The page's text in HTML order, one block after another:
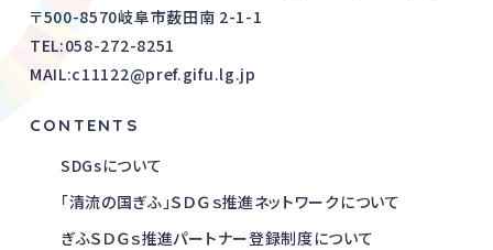
〒500-8570岐阜市薮田南 2-1-1
TEL:058-272-8251
MAIL:c11122@pref.gifu.lg.jp
CONTENTS
SDGsについて
「清流の国ぎふ」ＳＤＧｓ推進ネットワークについて
ぎふＳＤＧｓ推進パートナー登録制度について